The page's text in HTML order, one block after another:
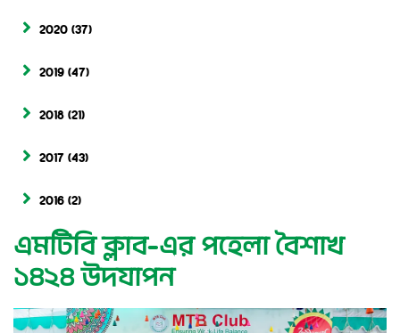
2020 (37)
2019 (47)
2018 (21)
2017 (43)
2016 (2)
এমটিবি ক্লাব-এর পহেলা বৈশাখ
১৪২৪ উদযাপন